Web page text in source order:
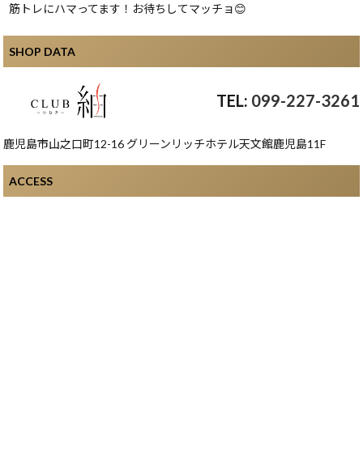
筋トレにハマってます！お待ちしてマッチョ😊
SHOP DATA
099-227-3261
鹿児島市山之口町12-16 グリーンリッチホテル天文館鹿児島11F
ACCESS